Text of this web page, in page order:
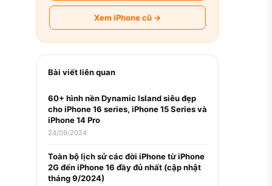
Xem iPhone cũ →
Bài viết liên quan
60+ hình nền Dynamic Island siêu đẹp
cho iPhone 16 series, iPhone 15 Series và
iPhone 14 Pro
24/09/2024
Toàn bộ lịch sử các đời iPhone từ iPhone
2G đến iPhone 16 đầy đủ nhất (cập nhật
tháng 9/2024)